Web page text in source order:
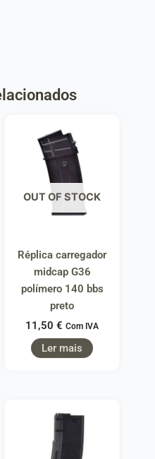
OUT OF STOCK
Réplica carregador
midcap G36
polímero 140 bbs
preto
11,50 € Com IVA
Ler mais